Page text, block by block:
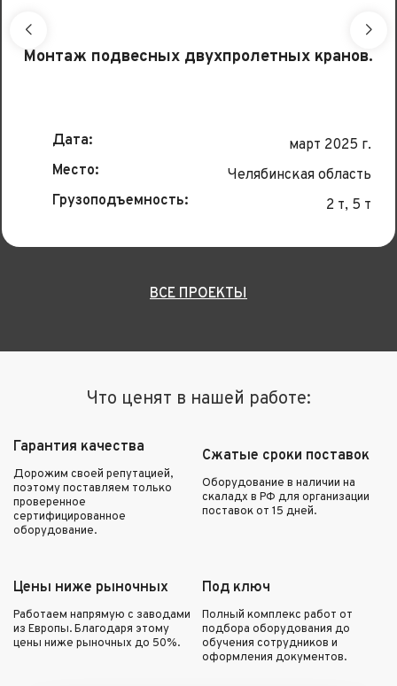
Монтаж подвесных двухпролетных кранов.
Дата:
март 2025 г.
Место:
Челябинская область
Грузоподъемность:
2 т, 5 т
ВСЕ ПРОЕКТЫ
Что ценят в нашей работе:
Гарантия качества
Дорожим своей репутацией,
поэтому поставляем только
проверенное
сертифицированное
оборудование.
Сжатые сроки поставок
Оборудование в наличии на
скаладх в РФ для организации
поставок от 15 дней.
Цены ниже рыночных
Работаем напрямую с заводами
из Европы. Благодаря этому
цены ниже рыночных до 50%.
Под ключ
Полный комплекс работ от
подбора оборудования до
обучения сотрудников и
оформления документов.